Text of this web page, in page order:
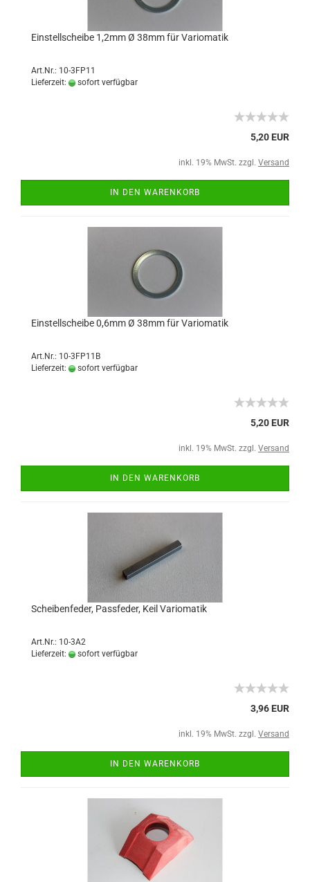
Einstellscheibe 1,2mm Ø 38mm für Variomatik
Art.Nr.: 10-3FP11
Lieferzeit:
sofort verfügbar
5,20 EUR
inkl. 19% MwSt. zzgl. Versand
IN DEN WARENKORB
Einstellscheibe 0,6mm Ø 38mm für Variomatik
Art.Nr.: 10-3FP11B
Lieferzeit:
sofort verfügbar
5,20 EUR
inkl. 19% MwSt. zzgl. Versand
IN DEN WARENKORB
Scheibenfeder, Passfeder, Keil Variomatik
Art.Nr.: 10-3A2
Lieferzeit:
sofort verfügbar
3,96 EUR
inkl. 19% MwSt. zzgl. Versand
IN DEN WARENKORB